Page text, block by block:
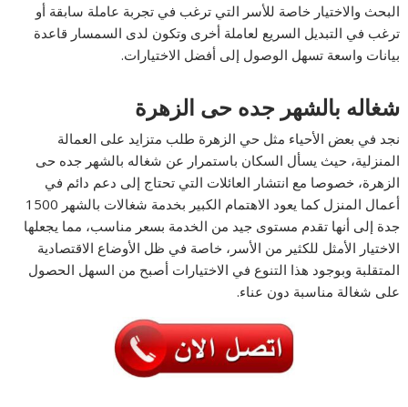
البحث والاختيار خاصة للأسر التي ترغب في تجربة عاملة سابقة أو
ترغب في التبديل السريع لعاملة أخرى وتكون لدى السمسار قاعدة
بيانات واسعة تسهل الوصول إلى أفضل الاختيارات.
شغاله بالشهر جده حى الزهرة
نجد في بعض الأحياء مثل حي الزهرة طلب متزايد على العمالة
المنزلية، حيث يسأل السكان باستمرار عن شغاله بالشهر جده حى
الزهرة، خصوصا مع انتشار العائلات التي تحتاج إلى دعم دائم في
أعمال المنزل كما يعود الاهتمام الكبير بخدمة شغالات بالشهر 1500
جدة إلى أنها تقدم مستوى جيد من الخدمة بسعر مناسب، مما يجعلها
الاختيار الأمثل للكثير من الأسر، خاصة في ظل الأوضاع الاقتصادية
المتقلبة وبوجود هذا التنوع في الاختيارات أصبح من السهل الحصول
على شغالة مناسبة دون عناء.